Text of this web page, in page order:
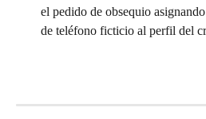
el pedido de obsequio
de teléfono ficticio al perfil del